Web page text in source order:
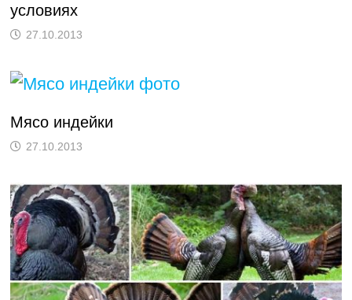
условиях
27.10.2013
Мясо индейки
27.10.2013